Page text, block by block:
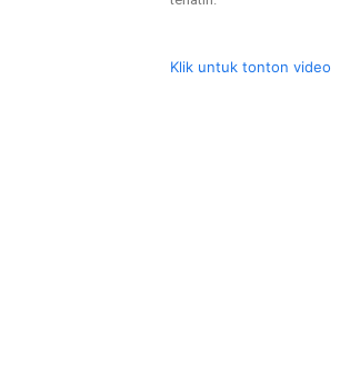
Klik untuk tonton video